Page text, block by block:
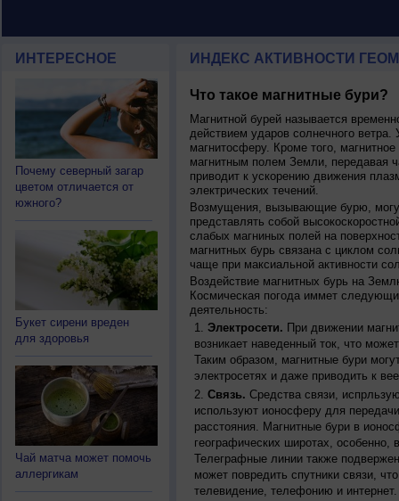
ИНТЕРЕСНОЕ
Почему северный загар
цветом отличается от
южного?
Букет сирени вреден
для здоровья
Чай матча может помочь
аллергикам
ИНДЕКС АКТИВНОСТИ
Что такое магнитные бури?
Магнитной бурей называется
действием ударов солнечного ветра.
магнитосферу. Кроме того,
магнитным полем Земли, передавая
приводит к ускорению движения
электрических течений.
Возмущения, вызывающие бурю,
представлять собой
слабых магниных полей на
магнитных бурь связана с циклом
чаще при максиальной активности
Воздействие магнитных бурь на
Космическая погода иммет
деятельность:
Электросети. При движении
возникает наведенный ток, что
Таким образом, магнитные бури
электросетях и даже приводить к
Связь. Средства связи,
используют ионосферу для
расстояния. Магнитные бури в
географических широтах,
Телеграфные линии также
может повредить спутники связи,
телевидение, телефонию и интернет.